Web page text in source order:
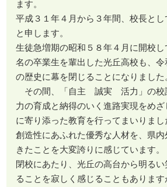
ます。
平成３１年４月から３年間、校長と
と申します。
生徒急増期の昭和５８年４月に開校
名の卒業生を輩出した光丘高校も、
の歴史に幕を閉じることになりました
その間、「自主 誠実 活力」の校
力の育成と納得のいく進路実現をめ
に寄り添った教育を行ってまいりま
創造性にあふれた優秀な人材を、県
きたことを大変誇りに感じています。
閉校にあたり、光丘の高台から明る
ることを寂しく感じることもありま